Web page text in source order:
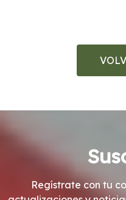
Regístrate con tu